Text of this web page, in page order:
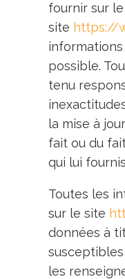
fournir sur le
site https://
possible.
tenu
la mise à
fait ou du
qui lui
Toutes les
sur le site
données à
susceptibles
les